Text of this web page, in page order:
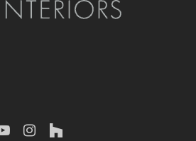
instagram
houzz